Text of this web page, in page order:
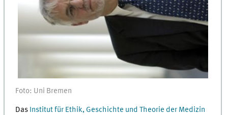
Foto: Uni Bremen
Das Institut für Ethik, Geschichte und Theorie der Medizin